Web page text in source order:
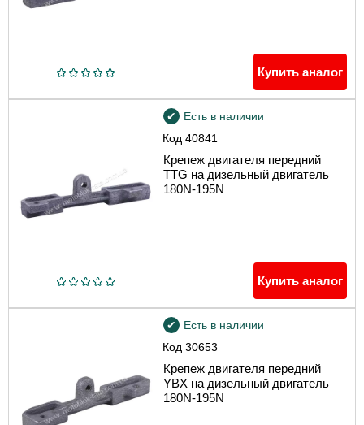
Купить аналог
Код40841
Есть в наличии
Крепеж двигателя передний
TTG на дизельный двигатель
180N-195N
Купить аналог
Код30653
Есть в наличии
Крепеж двигателя передний
YBX на дизельный двигатель
180N-195N